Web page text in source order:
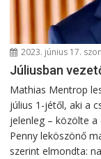
2023. június 17.
Júliusban
Mathias Mentrop
július 1-jétől, aki a
jelenleg – közölte a
Penny leköszönő
szerint elmondta: